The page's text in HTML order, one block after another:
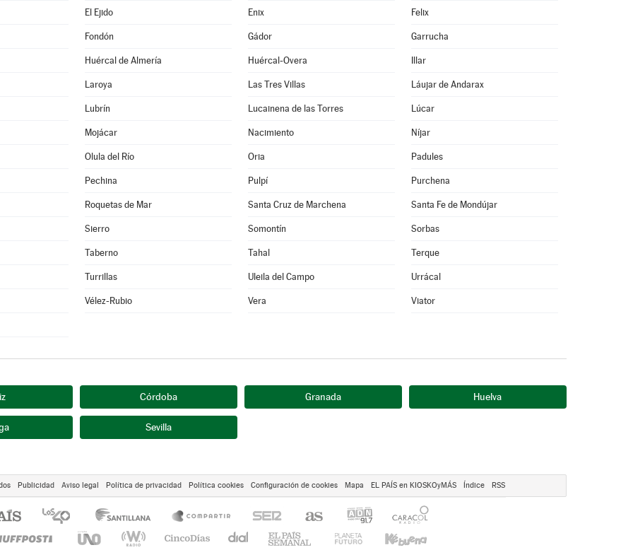
El Ejido Enix Felix
Fondón Gádor Garrucha
Huércal de Almería Huércal-Overa Illar
Laroya Las Tres Villas Láujar de Andarax
Lubrín Lucainena de las Torres Lúcar
Mojácar Nacimiento Níjar
Olula del Río Oria Padules
Pechina Pulpí Purchena
Roquetas de Mar Santa Cruz de Marchena Santa Fe de Mondújar
Sierro Somontín Sorbas
Taberno Tahal Terque
Turrillas Uleila del Campo Urrácal
Vélez-Rubio Vera Viator
Córdoba Granada Huelva
Sevilla
Publicidad Aviso legal Política de privacidad Política cookies Configuración de cookies Mapa EL PAÍS en KIOSKOyMÁS Índice RSS